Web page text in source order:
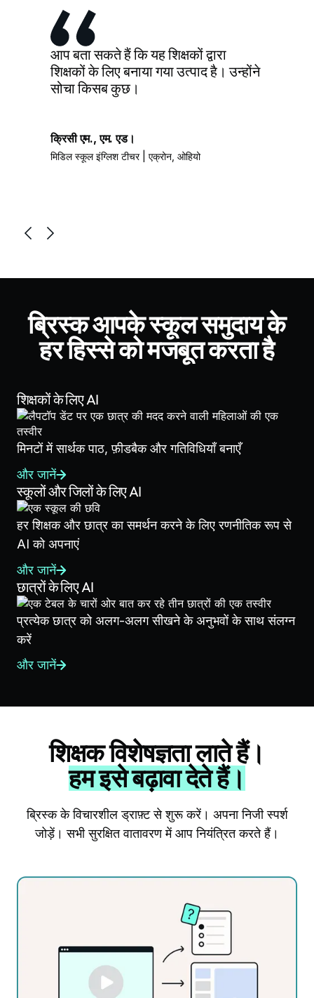
क्रिसी एम., एम. एड।
मिडिल स्कूल इंग्लिश टीचर | एक्रोन, ओहियो
आप बता सकते हैं कि यह शिक्षकों द्वारा
शिक्षकों के लिए बनाया गया उत्पाद है। उन्होंने
सोचा कि सब कुछ।
ब्रिस्क आपके स्कूल समुदाय के
हर हिस्से को मजबूत करता है
शिक्षकों के लिए AI
मिनटों में सार्थक पाठ, फ़ीडबैक और गतिविधियाँ बनाएँ
और जानें
स्कूलों और जिलों के लिए AI
हर शिक्षक और छात्र का समर्थन करने के लिए रणनीतिक रूप से
AI को अपनाएं
और जानें
छात्रों के लिए AI
प्रत्येक छात्र को अलग-अलग सीखने के अनुभवों के साथ संलग्न
करें
और जानें
शिक्षक विशेषज्ञता लाते हैं।
हम इसे बढ़ावा देते हैं।
ब्रिस्क के विचारशील ड्राफ़्ट से शुरू करें। अपना निजी स्पर्श
जोड़ें। सभी सुरक्षित वातावरण में आप नियंत्रित करते हैं।